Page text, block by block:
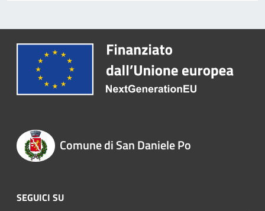
Comune di San Daniele Po
SEGUICI SU